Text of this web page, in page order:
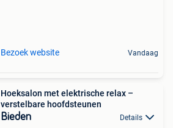
Bezoek website Vandaag
Hoeksalon met elektrische relax –
verstelbare hoofdsteunen
Bieden Details